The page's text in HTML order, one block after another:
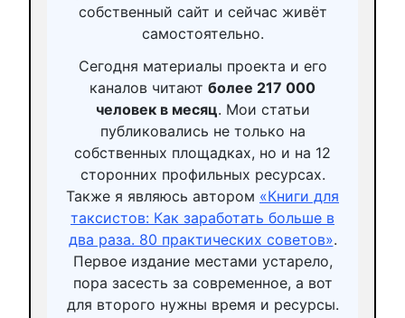
собственный сайт и сейчас живёт
самостоятельно.
Сегодня материалы проекта и его
каналов читают более 217 000
человек в месяц. Мои статьи
публиковались не только на
собственных площадках, но и на 12
сторонних профильных ресурсах.
Также я являюсь автором «Книги для
таксистов: Как заработать больше в
два раза. 80 практических советов».
Первое издание местами устарело,
пора засесть за современное, а вот
для второго нужны время и ресурсы.